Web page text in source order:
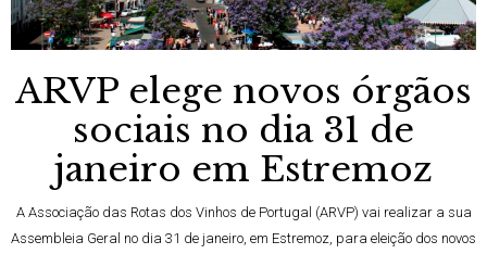
ARVP elege novos órgãos
sociais no dia 31 de
janeiro em Estremoz
A Associação das Rotas dos Vinhos de Portugal (ARVP) vai realizar a sua
Assembleia Geral no dia 31 de janeiro, em Estremoz, para eleição dos novos